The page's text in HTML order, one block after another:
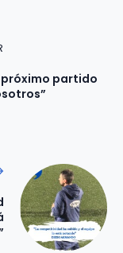
próximo partido